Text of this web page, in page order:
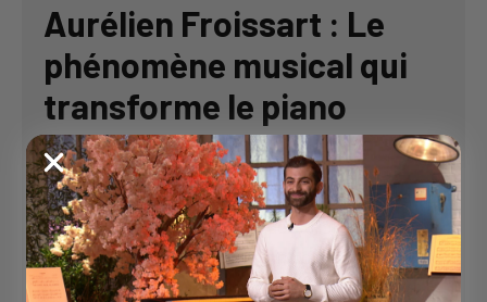
Aurélien Froissart : Le
phénomène musical qui
transforme le piano
classique
Aurélien Froissart : Le phénomène musical qui
transforme le piano classique Aurélien Froissart
est le nouveau visage du piano classique,
captivant le public avec ses performances